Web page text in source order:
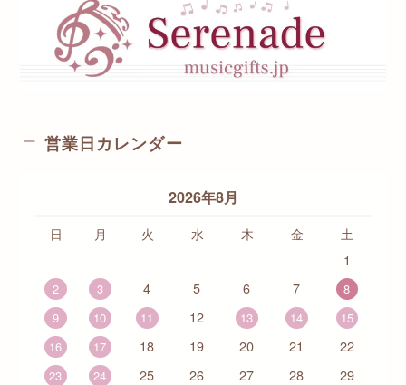
営業日カレンダー
2026年8月
日 月 火 水 木 金
土
1
2 3 4 5 6 7
8
9
10 11 12 13 14
15
16
17 18 19 20 21 22
23 24 25 26 27 28 29